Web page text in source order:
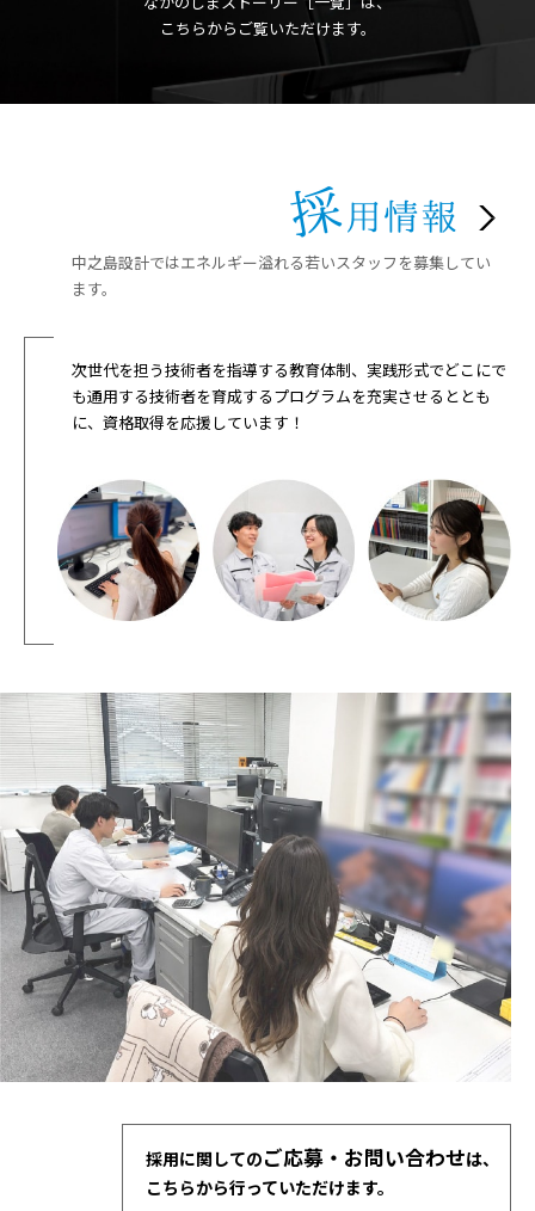
こちらからご覧いただけます。
中之島設計ではエネルギー溢れる若いスタッフを募集してい
ます。
次世代を担う技術者を指導する教育体制、実践形式でどこにで
も通用する技術者を育成するプログラムを充実させるととも
に、資格取得を応援しています！
採用に関してのご応募・お問い合わせは、
こちらから行っていただけます。